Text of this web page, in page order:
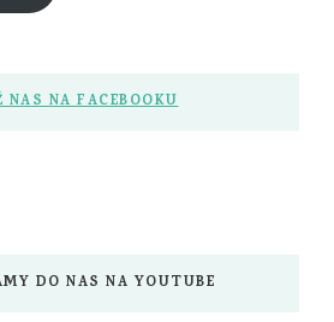
NAS NA FACEBOOKU
DO NAS NA YOUTUBE